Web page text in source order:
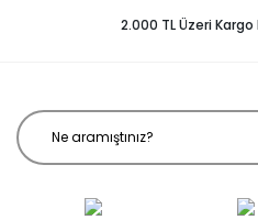
2.000 TL Üzeri